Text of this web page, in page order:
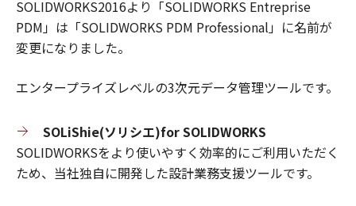
SOLIDWORKS2016より「SOLIDWORKS Entreprise
PDM」は「SOLIDWORKS PDM Professional」に名前が
変更になりました。
エンタープライズレベルの3次元データ管理ツールです。
SOLiShie(ソリシエ)for SOLIDWORKS
SOLIDWORKSをより使いやすく効率的にご利用いただく
ため、当社独自に開発した設計業務支援ツールです。